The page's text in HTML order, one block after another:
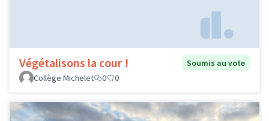
Végétalisons la cour !
Soumis au vote
Collège Michelet
0 0